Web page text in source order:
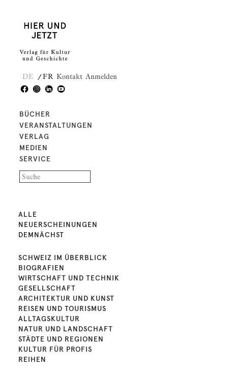
DE FR Kontakt Anmelden
BÜCHER
VERANSTALTUNGEN
VERLAG
MEDIEN
SERVICE
ALLE
NEUERSCHEINUNGEN
DEMNÄCHST
SCHWEIZ IM ÜBERBLICK
BIOGRAFIEN
WIRTSCHAFT UND TECHNIK
GESELLSCHAFT
ARCHITEKTUR UND KUNST
REISEN UND TOURISMUS
ALLTAGSKULTUR
NATUR UND LANDSCHAFT
STÄDTE UND REGIONEN
KULTUR FÜR PROFIS
REIHEN